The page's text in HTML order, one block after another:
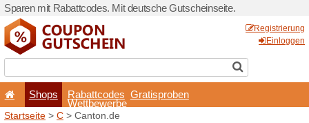
Sparen mit Rabattcodes.